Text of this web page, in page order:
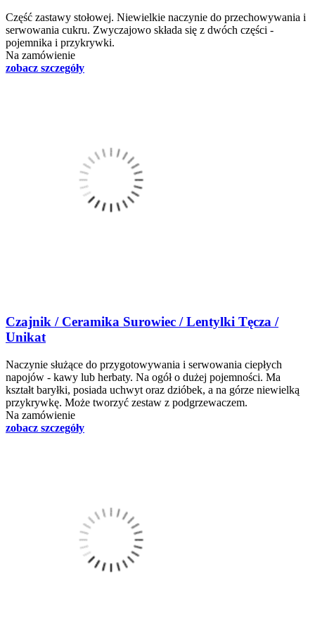
Część zastawy stołowej. Niewielkie naczynie do przechowywania i
serwowania cukru. Zwyczajowo składa się z dwóch części -
pojemnika i przykrywki.
Na zamówienie
zobacz szczegóły
Czajnik / Ceramika Surowiec / Lentylki Tęcza /
Unikat
Naczynie służące do przygotowywania i serwowania ciepłych
napojów - kawy lub herbaty. Na ogół o dużej pojemności. Ma
kształt baryłki, posiada uchwyt oraz dzióbek, a na górze niewielką
przykrywkę. Może tworzyć zestaw z podgrzewaczem.
Na zamówienie
zobacz szczegóły